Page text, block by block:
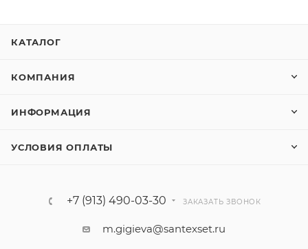
КАТАЛОГ
КОМПАНИЯ
ИНФОРМАЦИЯ
УСЛОВИЯ ОПЛАТЫ
+7 (913) 490-03-30 ЗАКАЗАТЬ ЗВОНОК
m.gigieva@santexset.ru